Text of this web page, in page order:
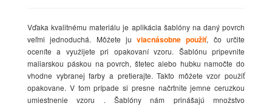
Vďaka kvalitnému materiálu je aplikácia šablóny na daný povrch
veľmi jednoduchá. Môžete juviacnásobne použiť, čo určite
oceníte a využijete pri opakovaní vzoru. Šablónu pripevnite
maliarskou páskou na povrch, štetec alebo hubku namočte do
vhodne vybranej farby a pretierajte. Takto môžete vzor použiť
opakovane. V tom prípade si presne načrtnite jemne ceruzkou
umiestnenie vzoru . Šablóny nám prinášajú množstvo